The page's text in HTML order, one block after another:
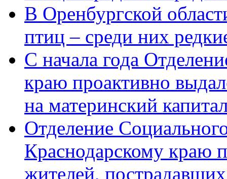
В Оренбургской
птиц – среди них
С начала года
краю проактивно
на материнский
Отделение
Краснодарскому краю
жителей,